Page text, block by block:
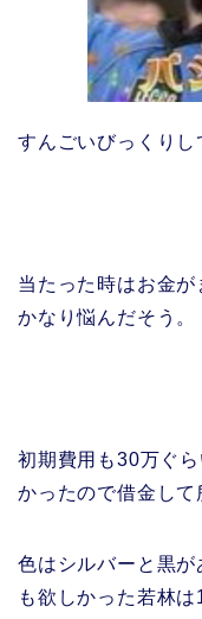
すんごいびっくりし
当たった時はお金
かなり悩んだそう。
初期費用も30万ぐ
かったので借金して
色はシルバーと黒
も欲しかった若林